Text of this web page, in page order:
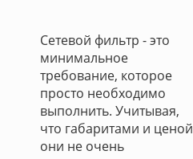
Сетевой фильтр - это
минимальное
требование, которое
просто необходимо
выполнить. Учитывая,
что габаритами и ценой
они не очень